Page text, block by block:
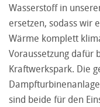
Wasserstoff in
ersetzen, sodass wir
Wärme komplett
Voraussetzung dafür
Kraftwerkspark. Die
sind beide für den